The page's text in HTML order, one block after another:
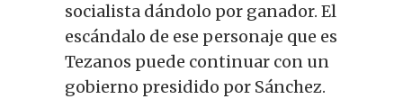
socialista dándolo por ganador. El
escándalo de ese personaje que es
Tezanos puede continuar con un
gobierno presidido por Sánchez.